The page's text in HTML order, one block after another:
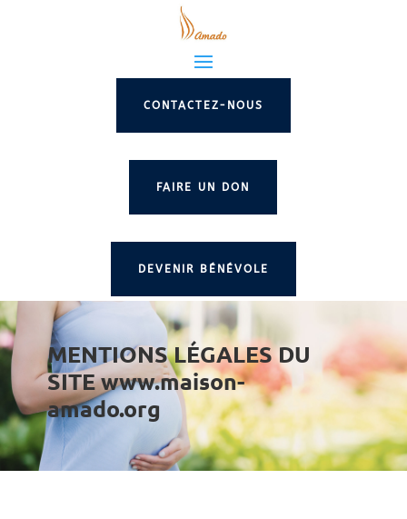
CONTACTEZ-NOUS
FAIRE UN DON
DEVENIR BÉNÉVOLE
MENTIONS LÉGALES DU
SITE www.maison-
amado.org